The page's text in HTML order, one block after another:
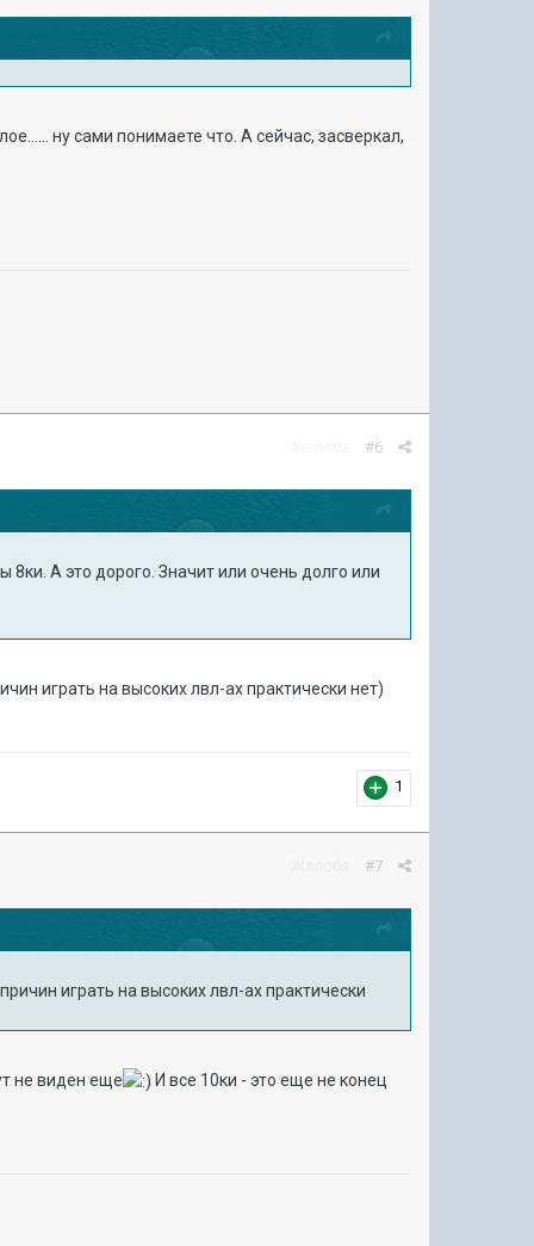
ну сами понимаете что. А сейчас, засверкал,
#6
А это дорого. Значит или очень долго или
играть на высоких лвл-ах практически нет)
1
#7
играть на высоких лвл-ах практически
не виден еще И все 10ки - это еще не конец